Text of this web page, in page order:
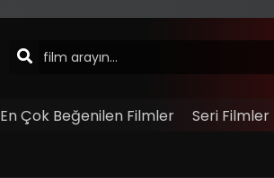
En Çok Beğenilen Filmler Seri Filmler